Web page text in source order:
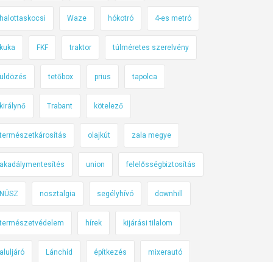
halottaskocsi Waze hókotró 4-es metró
kuka FKF traktor túlméretes szerelvény
üldözés tetőbox prius tapolca
királynő Trabant kötelező
természetkárosítás olajkút zala megye
akadálymentesítés union felelősségbiztosítás
NÚSZ nosztalgia segélyhívó downhill
természetvédelem hírek kijárási tilalom
aluljáró Lánchíd építkezés mixerautó